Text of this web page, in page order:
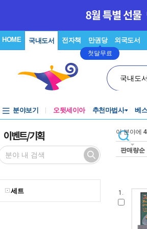
HOME 국내도서 전자책 만권당
첫달무료
외국도서
국내도
분야보기 오뒷세이아 추천마법사 베
이벤트/기획
세트
이 분야에 4
판매량순
1.